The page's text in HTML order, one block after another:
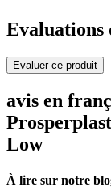
Evaluer ce produit
avis en
Low
À lire sur notre